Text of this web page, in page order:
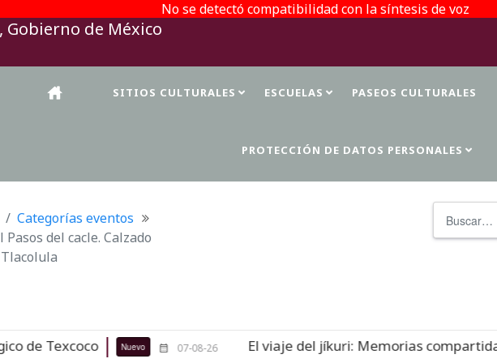
No se detectó compatibilidad con la síntesis de voz
SITIOS CULTURALES ESCUELAS PASEOS CULTURALES
PROTECCIÓN DE DATOS PERSONALES
Categorías eventos
del cacle. Calzado
Nuevo 07-08-26 El viaje del jíkuri: Memorias compartidas en